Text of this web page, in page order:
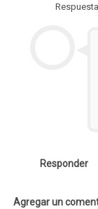
Responder
Agregar un